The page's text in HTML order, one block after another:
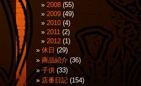
2008 (55)
2009 (49)
2010 (4)
2011 (2)
2012 (1)
休日 (29)
商品紹介(36)
子供 (33)
店番日記(154)